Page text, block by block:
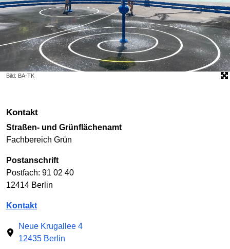
Bild: BA-TK
Kontakt
Straßen- und Grünflächenamt
Fachbereich Grün
Postanschrift
Postfach: 91 02 40
12414 Berlin
Kontakt
Neue Krugallee 4
12435 Berlin